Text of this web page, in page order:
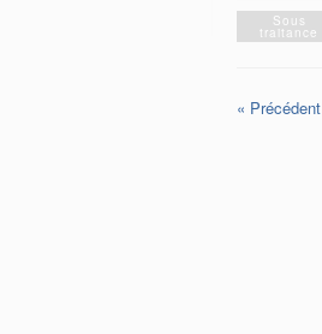
Sous
traitance
« Précédent